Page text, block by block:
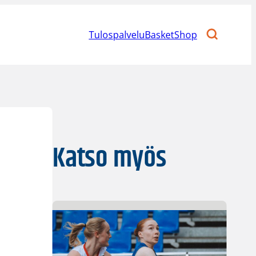
TulospalveluBasketShop
Katso myös